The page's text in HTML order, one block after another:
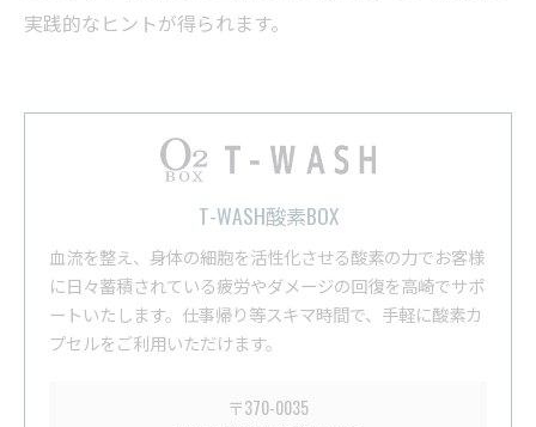
実践的なヒントが得られます。
T-WASH酸素BOX
血流を整え、身体の細胞を活性化させる酸素の力でお客様
に日々蓄積されている疲労やダメージの回復を高崎でサポ
ートいたします。仕事帰り等スキマ時間で、手軽に酸素カ
プセルをご利用いただけます。
〒370-0035